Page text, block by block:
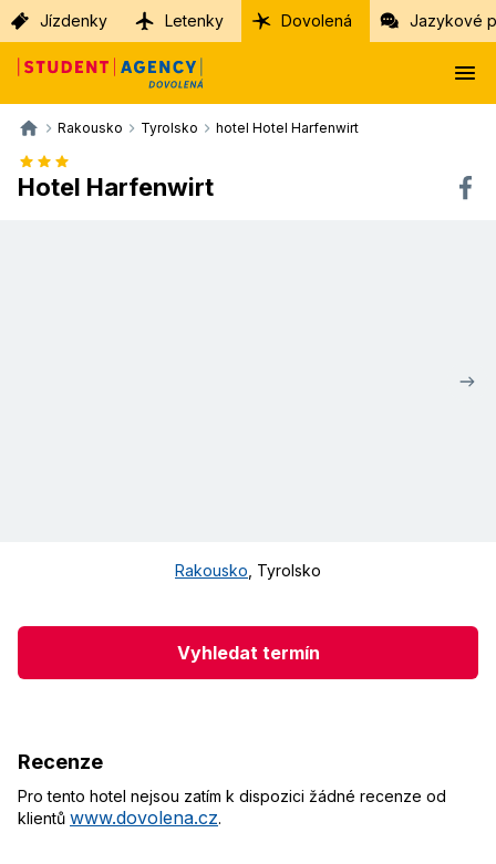
Jízdenky Letenky Dovolená Jazykové
Rakousko Tyrolsko hotel Hotel Harfenwirt
Hotel Harfenwirt
Rakousko Tyrolsko
Vyhledat termín
Recenze
Pro tento hotel nejsou zatím k dispozici žádné recenze od
klientů www.dovolena.cz.